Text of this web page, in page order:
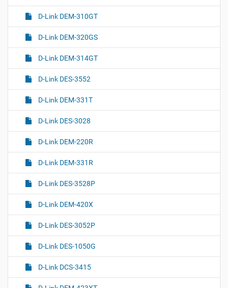
D-Link DEM-310GT
D-Link DEM-320GS
D-Link DEM-314GT
D-Link DES-3552
D-Link DEM-331T
D-Link DES-3028
D-Link DEM-220R
D-Link DEM-331R
D-Link DES-3528P
D-Link DEM-420X
D-Link DES-3052P
D-Link DES-1050G
D-Link DCS-3415